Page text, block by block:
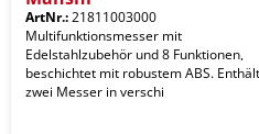
ArtNr.:21811003000
Multifunktionsmesser mit
Edelstahlzubehör und 8 Funktionen,
beschichtet mit robustem ABS. Enthält
zwei Messer in verschi